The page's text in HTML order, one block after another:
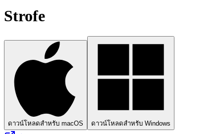
Strofe
ดาวน์โหลดสำหรับ macOS ดาวน์โหลดสำหรับ Windows